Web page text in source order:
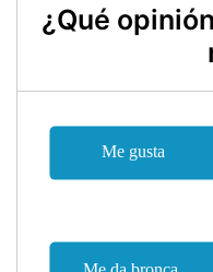
¿Qué